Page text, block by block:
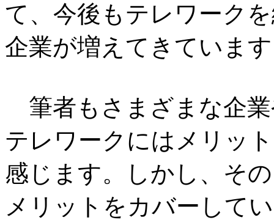
て、今後もテレワーク
企業が増えてきていま
筆者もさまざまな企
テレワークにはメリッ
感じます。しかし、そ
メリットをカバーして